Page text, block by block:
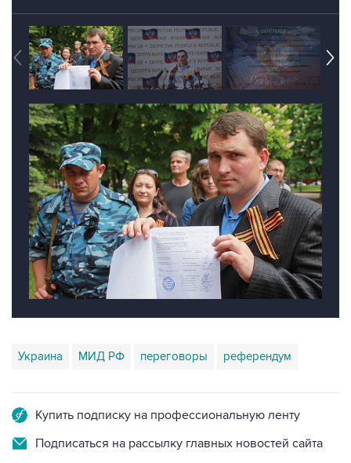
Украина МИД РФ переговоры референдум
Купить подписку на профессиональную ленту
Подписаться на рассылку главных новостей сайта